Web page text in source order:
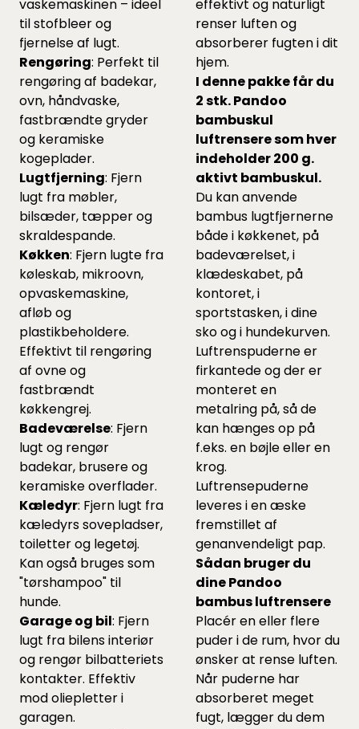
vaskemaskinen – ideel
til stofbleer og
fjernelse af lugt.
Rengøring: Perfekt til
rengøring af badekar,
ovn, håndvaske,
fastbrændte gryder
og keramiske
kogeplader.
Lugtfjerning: Fjern
lugt fra møbler,
bilsæder, tæpper og
skraldespande.
Køkken: Fjern lugte fra
køleskab, mikroovn,
opvaskemaskine,
afløb og
plastikbeholdere.
Effektivt til rengøring
af ovne og
fastbrændt
køkkengrej.
Badeværelse: Fjern
lugt og rengør
badekar, brusere og
keramiske overflader.
Kæledyr: Fjern lugt fra
kæledyrs sovepladser,
toiletter og legetøj.
Kan også bruges som
"tørshampoo" til
hunde.
Garage og bil: Fjern
lugt fra bilens interiør
og rengør bilbatteriets
kontakter. Effektiv
mod oliepletter i
garagen.
effektivt og naturligt
renser luften og
absorberer fugten i dit
hjem.
I denne pakke får du
2 stk. Pandoo
bambuskul
luftrensere som hver
indeholder 200 g.
aktivt bambuskul.
Du kan anvende
bambus lugtfjernerne
både i køkkenet, på
badeværelset, i
klædeskabet, på
kontoret, i
sportstasken, i dine
sko og i hundekurven.
Luftrenspuderne er
firkantede og der er
monteret en
metalring på, så de
kan hænges op på
f.eks. en bøjle eller en
krog.
Luftrensepuderne
leveres i en æske
fremstillet af
genanvendeligt pap.
Sådan bruger du
dine Pandoo
bambus luftrensere
Placér en eller flere
puder i de rum, hvor du
ønsker at rense luften.
Når puderne har
absorberet meget
fugt, lægger du dem